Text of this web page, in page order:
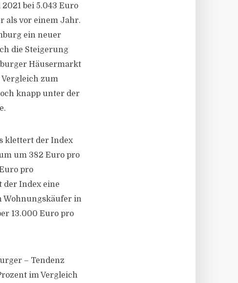
bei 5.043 Euro
als vor einem Jahr.
ein neuer
die Steigerung
Häusermarkt
zum
knapp unter der
klettert der Index
um 382 Euro pro
pro
der Index eine
Wohnungskäufer in
13.000 Euro pro
– Tendenz
im Vergleich